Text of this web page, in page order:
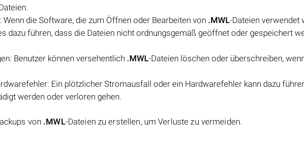
die Software, die zum Öffnen oder Bearbeiten von .MWL-Dateien verwendet
dazu führen, dass die Dateien nicht ordnungsgemäß geöffnet oder gespeichert
Benutzer können versehentlich .MWL-Dateien löschen oder überschreiben,
Ein plötzlicher Stromausfall oder ein Hardwarefehler kann dazu
werden oder verloren gehen.
von .MWL-Dateien zu erstellen, um Verluste zu vermeiden.